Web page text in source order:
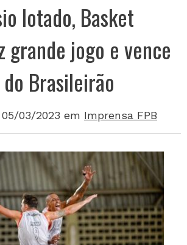
lotado, Basket
grande jogo e vence
Brasileirão
03/2023 em Imprensa FPB